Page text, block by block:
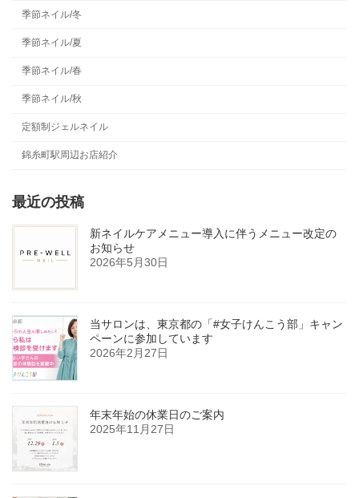
季節ネイル/冬
季節ネイル/夏
季節ネイル/春
季節ネイル/秋
定額制ジェルネイル
錦糸町駅周辺お店紹介
最近の投稿
新ネイルケアメニュー導入に伴うメニュー改定の
お知らせ
2026年5月30日
当サロンは、東京都の「#女子けんこう部」キャン
ペーンに参加しています
2026年2月27日
年末年始の休業日のご案内
2025年11月27日